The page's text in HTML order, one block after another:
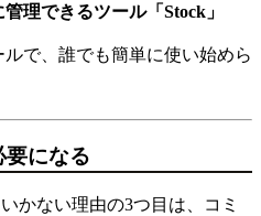
理できるツール「Stock」
で、誰でも簡単に使い始めら
要になる
かない理由の3つ目は、コミ